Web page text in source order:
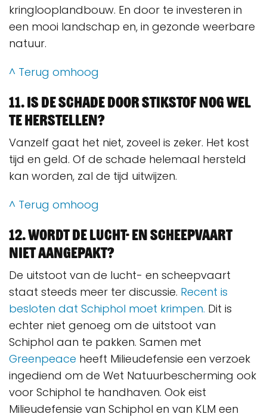
kringlooplandbouw. En door te investeren in
een mooi landschap en, in gezonde weerbare
natuur.
^ Terug omhoog
11. Is de schade door stikstof nog wel
te herstellen?
Vanzelf gaat het niet, zoveel is zeker. Het kost
tijd en geld. Of de schade helemaal hersteld
kan worden, zal de tijd uitwijzen.
^ Terug omhoog
12. Wordt de lucht- en scheepvaart
niet aangepakt?
De uitstoot van de lucht- en scheepvaart
staat steeds meer ter discussie. Recent is
besloten dat Schiphol moet krimpen. Dit is
echter niet genoeg om de uitstoot van
Schiphol aan te pakken. Samen met
Greenpeace heeft Milieudefensie een verzoek
ingediend om de Wet Natuurbescherming ook
voor Schiphol te handhaven. Ook eist
Milieudefensie van Schiphol en van KLM een